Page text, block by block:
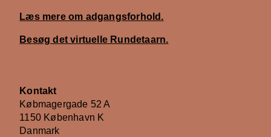
Læs mere om adgangsforhold.
Besøg det virtuelle Rundetaarn.
Kontakt
Købmagergade 52 A
1150 København K
Danmark